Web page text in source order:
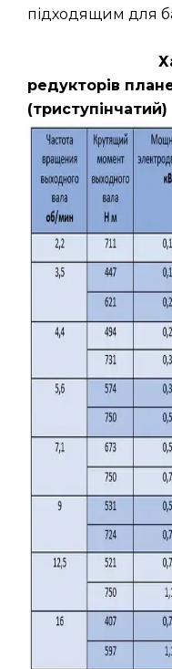
підходящим для
редукторів
(триступінчатий)